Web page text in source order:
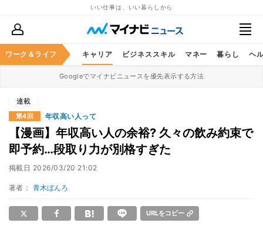
いい仕事は、いい暮らしから
ワーク＆ライフ キャリア ビジネススキル マネー 暮らし ヘ
Googleでマイナビニュースを優先表示する方法
連載
第4回 年収高い人って
【漫画】年収高い人の余裕? 久々の飲み約束で
即予約…段取り力が別格すぎた
掲載日 2026/03/20 21:02
著者： 青木ぼんろ
URLをコピー